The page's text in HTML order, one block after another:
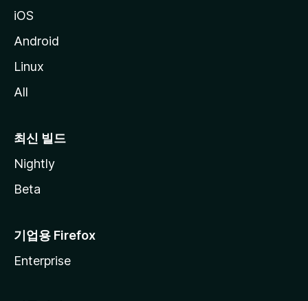
iOS
Android
Linux
All
최신 빌드
Nightly
Beta
기업용 Firefox
Enterprise